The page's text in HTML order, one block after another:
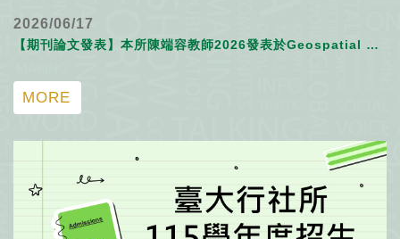
2026/06/17
【期刊論文發表】本所陳端容教師2026發表於Geospatial Health期刊文章
MORE